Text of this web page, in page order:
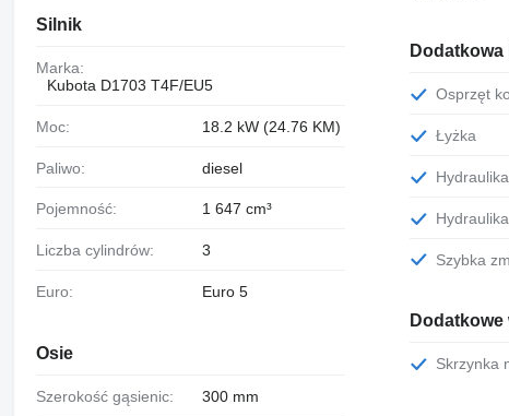
Silnik
Marka:
Kubota D1703 T4F/EU5
Moc: 18.2 kW (24.76 KM)
Paliwo: diesel
Pojemność: 1 647 cm³
Liczba cylindrów: 3
Euro: Euro 5
Osie
Szerokość gąsienic: 300 mm
Osprzęt
Łyżka
Szybka
Skrzynka